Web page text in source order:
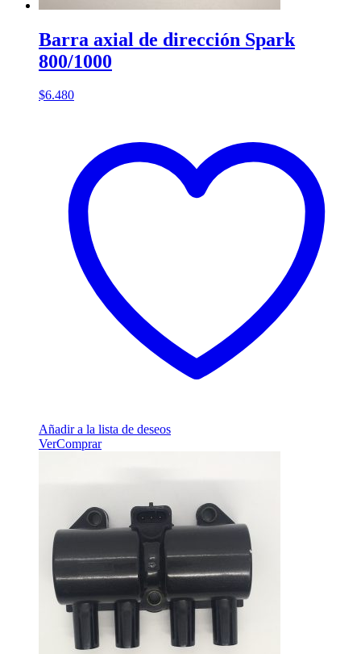
Barra axial de dirección Spark
800/1000
$6.480
Añadir a la lista de deseos
VerComprar